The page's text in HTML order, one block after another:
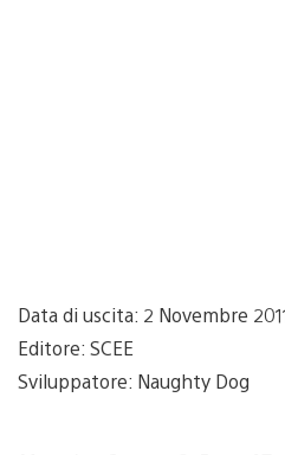
Data di uscita: 2 Novembre
Editore: SCEE
Sviluppatore: Naughty Dog